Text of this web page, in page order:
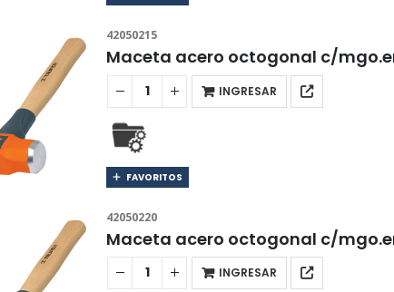
42050215
Maceta acero octogonal c/
INGRESAR
FAVORITOS
42050220
Maceta acero octogonal c/
INGRESAR